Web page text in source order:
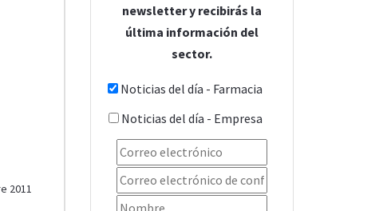
2011
newsletter y recibirás la
última información del
sector.
Noticias del día - Farmacia
Noticias del día - Empresa